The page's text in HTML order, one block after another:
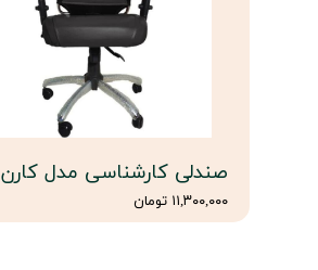
صندلی کارشناسی مدل کارن
۱۱,۳۰۰,۰۰۰ تومان